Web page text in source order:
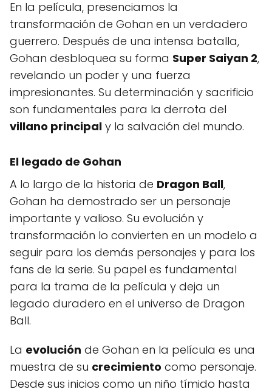
En la película, presenciamos la
transformación de Gohan en un verdadero
guerrero. Después de una intensa batalla,
Gohan desbloquea su forma Super Saiyan 2,
revelando un poder y una fuerza
impresionantes. Su determinación y sacrificio
son fundamentales para la derrota del
villano principal y la salvación del mundo.
El legado de Gohan
A lo largo de la historia de Dragon Ball,
Gohan ha demostrado ser un personaje
importante y valioso. Su evolución y
transformación lo convierten en un modelo a
seguir para los demás personajes y para los
fans de la serie. Su papel es fundamental
para la trama de la película y deja un
legado duradero en el universo de Dragon
Ball.
La evolución de Gohan en la película es una
muestra de su crecimiento como personaje.
Desde sus inicios como un niño tímido hasta